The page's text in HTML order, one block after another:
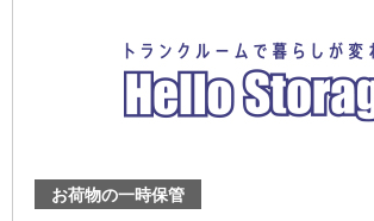
お荷物の一時保管